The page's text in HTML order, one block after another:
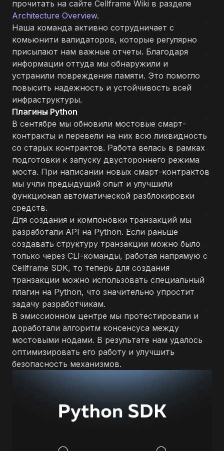
прочитать на сайте Cellframe Wiki в разделе
Architecture Overview.
Наша команда активно сотрудничает с
комьюнити валидаторов, которые регулярно
присылают нам важные отчеты. Благодаря
информации оттуда мы обнаружили и
устранили повреждения памяти. Это помогло
повысить надежность и устойчивость всей
инфраструктуры.
Плагины Python
В сентябре мы обновили мостовые смарт-
контракты и перевели на них всю ликвидность
со старых контрактов. Работа велась в рамках
подготовки к запуску двустороннего режима
моста. При написании новых смарт-контрактов
мы учли предыдущий опыт и улучшили
функционал автоматической разблокировки
средств.
Для создания и компоновки транзакций мы
разработали API на Python. Если раньше
создавать структуру транзакции можно было
только через CLI-команды, работая напрямую с
Cellframe SDK, то теперь для создания
транзакции можно использовать специальный
плагин на Python, что значительно упростит
задачу разработчикам.
В эмиссионном центре мы протестировали и
доработали алгоритм консенсуса между
мостовыми нодами. В результате нам удалось
оптимизировать его работу и улучшить
безопасность механизмов.